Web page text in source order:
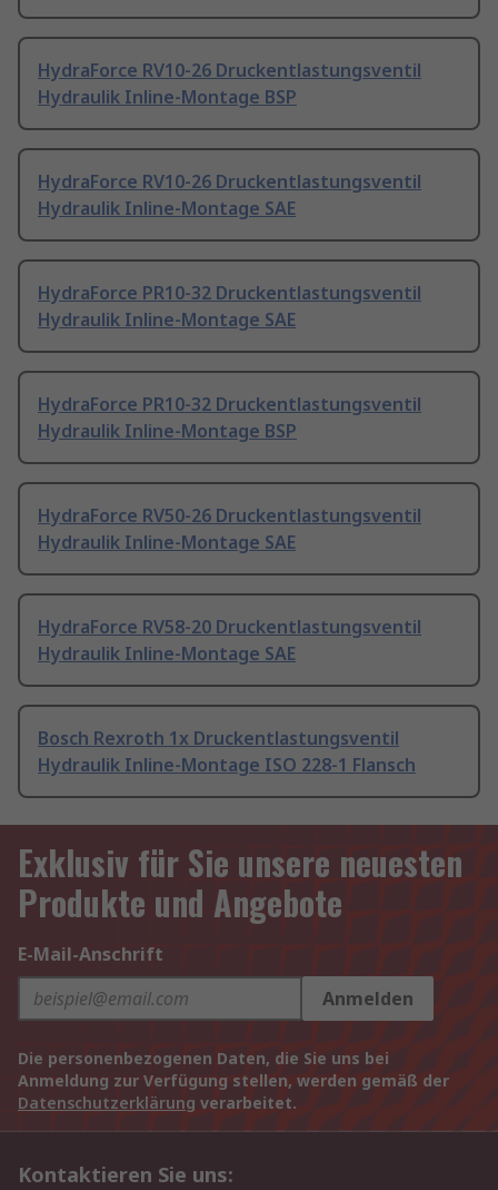
HydraForce RV10-26 Druckentlastungsventil
Hydraulik Inline-Montage BSP
HydraForce RV10-26 Druckentlastungsventil
Hydraulik Inline-Montage SAE
HydraForce PR10-32 Druckentlastungsventil
Hydraulik Inline-Montage SAE
HydraForce PR10-32 Druckentlastungsventil
Hydraulik Inline-Montage BSP
HydraForce RV50-26 Druckentlastungsventil
Hydraulik Inline-Montage SAE
HydraForce RV58-20 Druckentlastungsventil
Hydraulik Inline-Montage SAE
Bosch Rexroth 1x Druckentlastungsventil
Hydraulik Inline-Montage ISO 228-1 Flansch
Exklusiv für Sie unsere neuesten
Produkte und Angebote
E-Mail-Anschrift
Anmelden
Die personenbezogenen Daten, die Sie uns bei
Anmeldung zur Verfügung stellen, werden gemäß der
Datenschutzerklärung verarbeitet.
Kontaktieren Sie uns: